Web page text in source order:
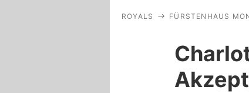
ROYALS FÜRSTENHAUS